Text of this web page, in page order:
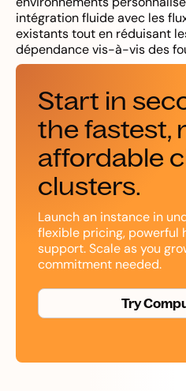
intégration fluide avec les
existants tout en réduisant
dépendance vis-à-vis des
Start in
the fastest,
affordable
clusters.
Launch an instance in
flexible pricing, powerful
support. Scale as you
commitment needed.
Try